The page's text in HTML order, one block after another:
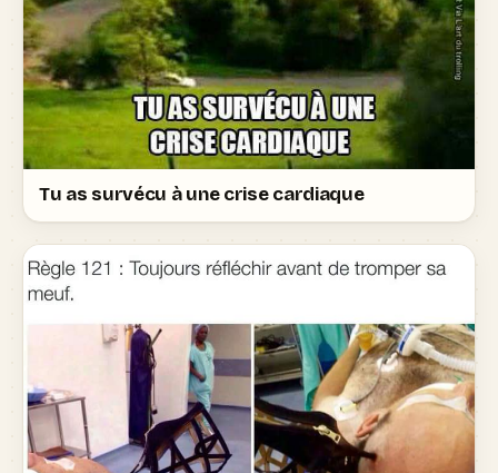
Tu as survécu à une crise cardiaque